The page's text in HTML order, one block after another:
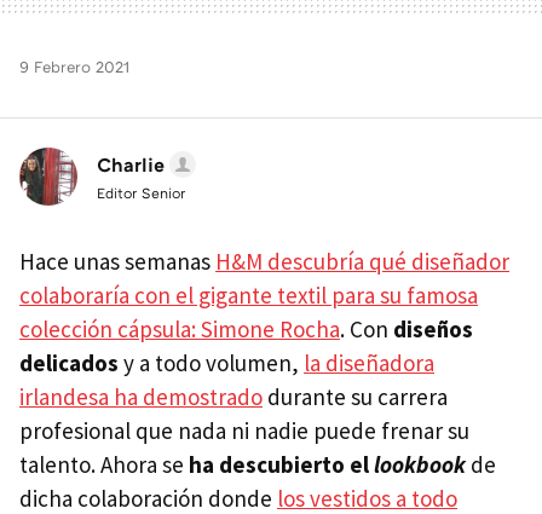
9 Febrero 2021
Charlie
Editor Senior
Hace unas semanas H&M descubría qué diseñador
colaboraría con el gigante textil para su famosa
colección cápsula: Simone Rocha. Con diseños
delicados y a todo volumen, la diseñadora
irlandesa ha demostrado durante su carrera
profesional que nada ni nadie puede frenar su
talento. Ahora se ha descubierto ellookbookde
dicha colaboración donde los vestidos a todo